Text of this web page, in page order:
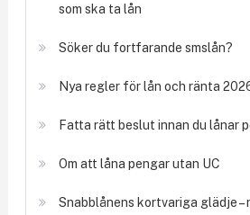
som ska ta lån
Söker du fortfarande smslån?
Nya regler för lån och ränta
Fatta rätt beslut innan du lånar
Om att låna pengar utan UC
Snabblånens kortvariga glädje –